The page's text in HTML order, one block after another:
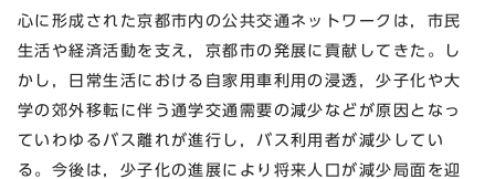
心に形成された京都市内の公共交通ネットワークは，市民
生活や経済活動を支え，京都市の発展に貢献してきた。し
かし，日常生活における自家用車利用の浸透，少子化や大
学の郊外移転に伴う通学交通需要の減少などが原因となっ
ていわゆるバス離れが進行し，バス利用者が減少してい
る。今後は，少子化の進展により将来人口が減少局面を迎